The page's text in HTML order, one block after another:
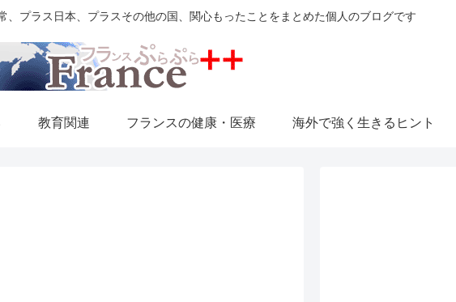
、プラス日本、プラスその他の国、関心もったことをまとめた個人のブログです
教育関連 フランスの健康・医療 海外で強く生きるヒント